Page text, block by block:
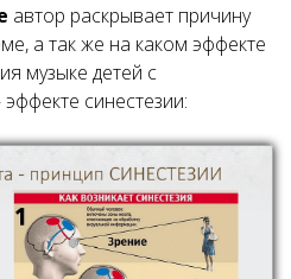
автор раскрывает причину
а так же на каком эффекте
музыке детей с
синестезии: